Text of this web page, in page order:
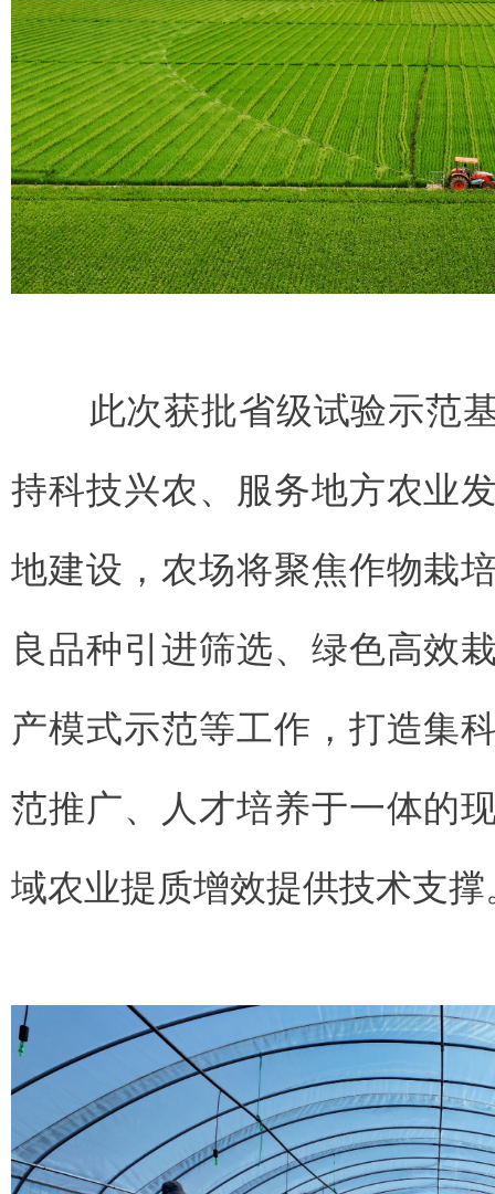
此次获批省级试验示范基
持科技兴农、服务地方农业
地建设，农场将聚焦作物栽
良品种引进筛选、绿色高效
产模式示范等工作，打造集
范推广、人才培养于一体的
域农业提质增效提供技术支撑